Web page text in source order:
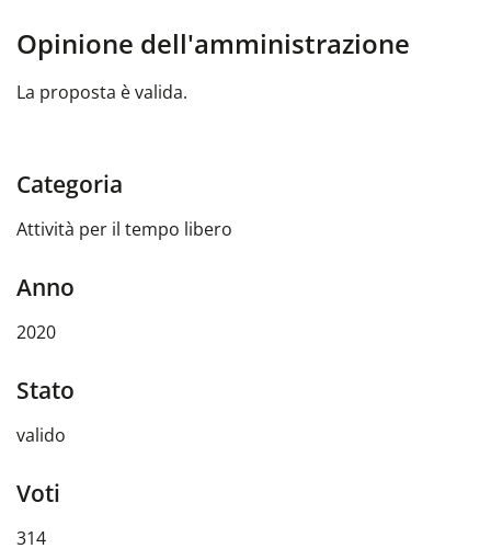
Opinione dell'amministrazione
La proposta è valida.
Categoria
Attività per il tempo libero
Anno
2020
Stato
valido
Voti
314